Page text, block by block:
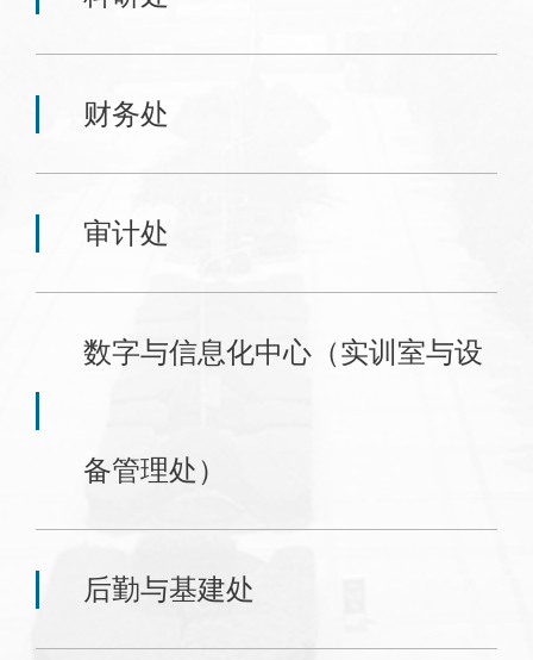
财务处
审计处
数字与信息化中心（实训室与设
备管理处）
后勤与基建处